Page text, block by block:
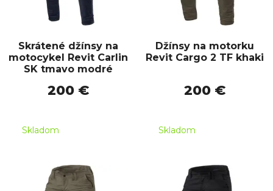
Skrátené džínsy na
motocykel Revit Carlin
SK tmavo modré
200 €
Skladom
Džínsy na motorku
Revit Cargo 2 TF khaki
200 €
Skladom